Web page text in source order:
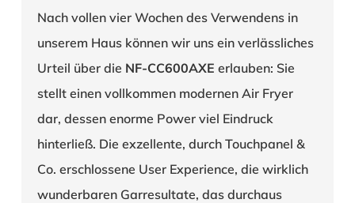
Nach vollen vier Wochen des Verwendens in
unserem Haus können wir uns ein verlässliches
Urteil über die NF-CC600AXE erlauben: Sie
stellt einen vollkommen modernen Air Fryer
dar, dessen enorme Power viel Eindruck
hinterließ. Die exzellente, durch Touchpanel &
Co. erschlossene User Experience, die wirklich
wunderbaren Garresultate, das durchaus